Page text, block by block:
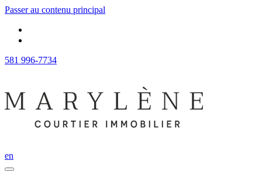
Passer au contenu principal
581 996-7734
en